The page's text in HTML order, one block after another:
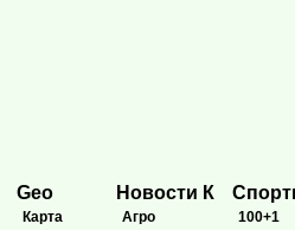
Geo
Карта
Новости К
Агро
100+1